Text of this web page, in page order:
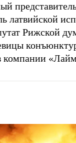
латвийской
Рижской
компании